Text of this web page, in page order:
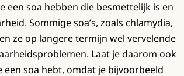
een soa hebben die besmettelijk is en
Sommige soa’s, zoals chlamydia,
ze op langere termijn wel vervelende
Laat je daarom ook
soa hebt, omdat je bijvoorbeeld